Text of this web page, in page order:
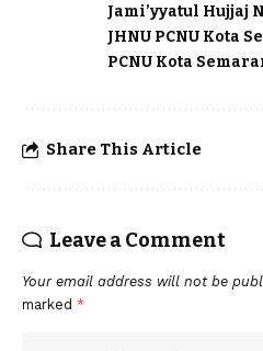
Jami’yyatul Hujjaj
JHNU PCNU Kota
PCNU Kota
Share This Article
Leave a Comment
Your email address will not be
marked *